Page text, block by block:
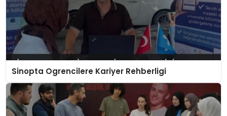
Sinopta Ogrencilere Kariyer Rehberligi